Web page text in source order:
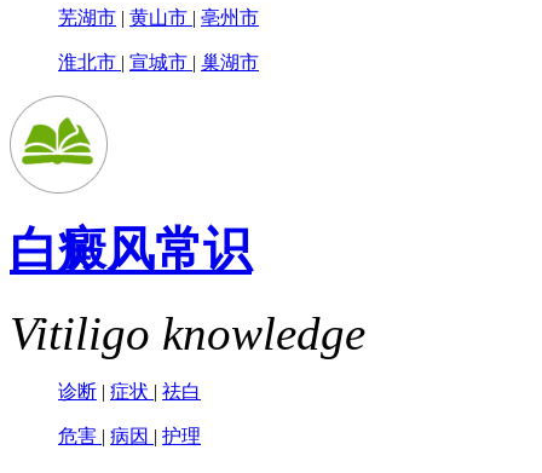
芜湖市 | 黄山市 | 亳州市
淮北市 | 宣城市 | 巢湖市
白癜风常识
Vitiligo knowledge
诊断 | 症状 | 祛白
危害 | 病因 | 护理